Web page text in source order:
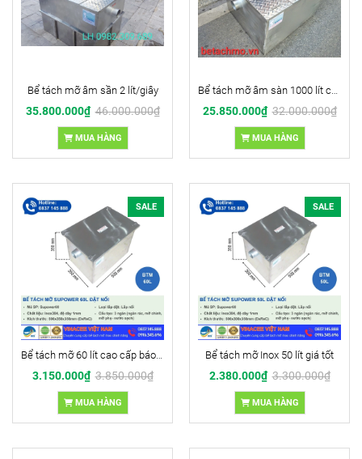
Bể tách mỡ âm sần 2 lít/giây
35.800.000₫46.000.000₫
MUA HÀNG
Bể tách mỡ âm sàn 1000 lít chính hãng giá tốt
25.850.000₫32.000.000₫
MUA HÀNG
SALE
Bể tách mỡ 60 lít cao cấp báo giá ưu đãi 2025
3.150.000₫3.850.000₫
MUA HÀNG
SALE
Bể tách mỡ Inox 50 lít giá tốt
2.380.000₫3.300.000₫
MUA HÀNG